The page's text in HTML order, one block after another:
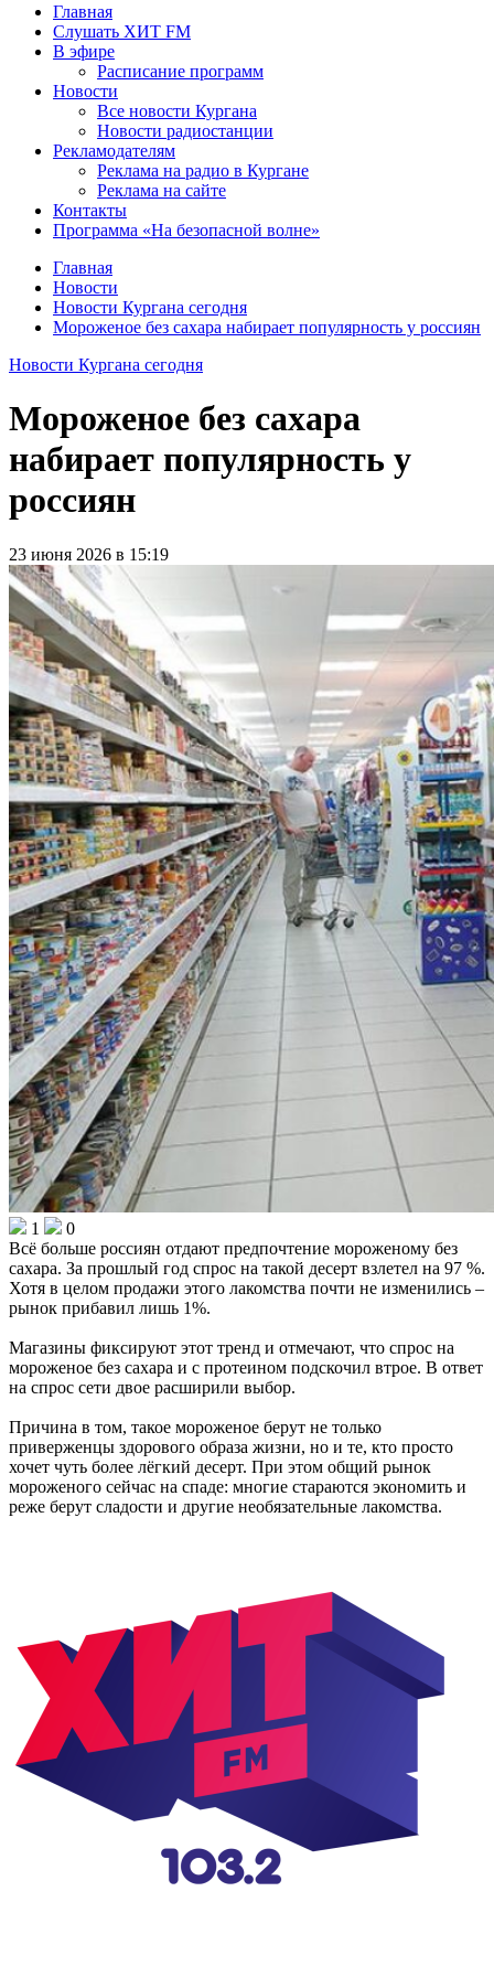
Главная
Слушать ХИТ FM
В эфире
Расписание программ
Новости
Все новости Кургана
Новости радиостанции
Рекламодателям
Реклама на радио в Кургане
Реклама на сайте
Контакты
Программа «На безопасной волне»
Главная
Новости
Новости Кургана сегодня
Мороженое без сахара набирает популярность у россиян
Новости Кургана сегодня
Мороженое без сахара
набирает популярность у
россиян
23 июня 2026 в 15:19
1
0
Всё больше россиян отдают предпочтение мороженому без
сахара. За прошлый год спрос на такой десерт взлетел на 97 %.
Хотя в целом продажи этого лакомства почти не изменились –
рынок прибавил лишь 1%.
Магазины фиксируют этот тренд и отмечают, что спрос на
мороженое без сахара и с протеином подскочил втрое. В ответ
на спрос сети двое расширили выбор.
Причина в том, такое мороженое берут не только
приверженцы здорового образа жизни, но и те, кто просто
хочет чуть более лёгкий десерт. При этом общий рынок
мороженого сейчас на спаде: многие стараются экономить и
реже берут сладости и другие необязательные лакомства.